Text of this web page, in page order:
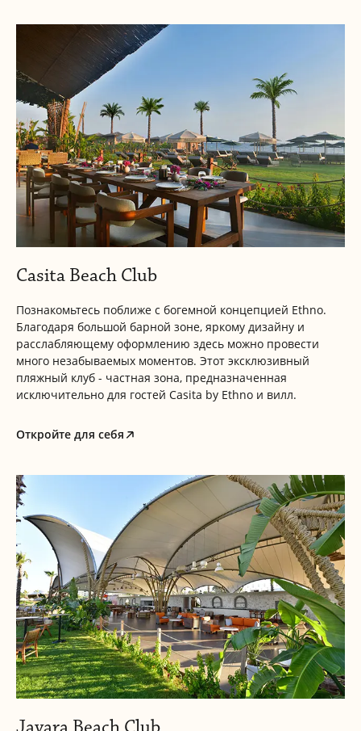
Casita Beach Club
Познакомьтесь поближе с богемной концепцией Ethno.
Благодаря большой барной зоне, яркому дизайну и
расслабляющему оформлению здесь можно провести
много незабываемых моментов. Этот эксклюзивный
пляжный клуб - частная зона, предназначенная
исключительно для гостей Casita by Ethno и вилл.
Откройте для себя